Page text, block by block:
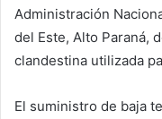
Administración
del Este, Alto Paraná,
clandestina utilizada
El suministro de baja